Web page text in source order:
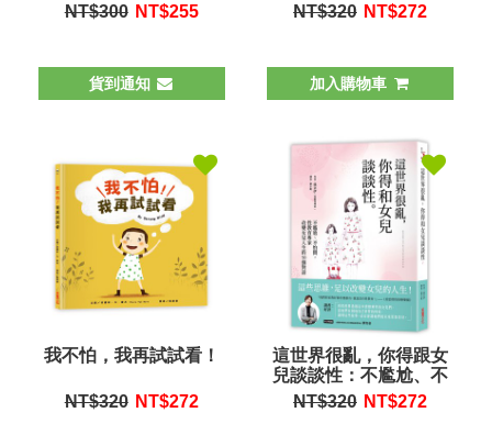
NT$300 NT$255
貨到通知
NT$320 NT$272
加入購物車
我不怕，我再試試看！
NT$320 NT$272
這世界很亂，你得跟女
兒談談性：不尷尬、不
怕問，性教育專家改變
女兒人生的50個對話
NT$320 NT$272